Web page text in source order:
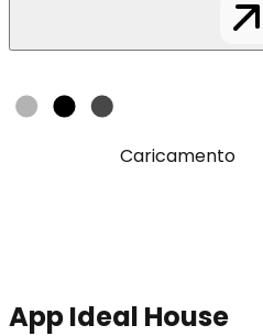
Caricamento
App Ideal House